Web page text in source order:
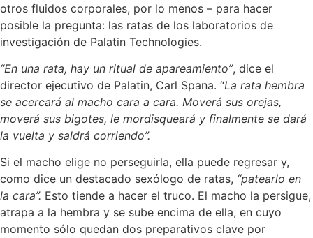
otros fluidos corporales, por lo menos – para hacer
posible la pregunta: las ratas de los laboratorios de
investigación de Palatin Technologies.
“En una rata, hay un ritual de apareamiento”, dice el
director ejecutivo de Palatin, Carl Spana. “La rata hembra
se acercará al macho cara a cara. Moverá sus orejas,
moverá sus bigotes, le mordisqueará y finalmente se dará
la vuelta y saldrá corriendo”.
Si el macho elige no perseguirla, ella puede regresar y,
como dice un destacado sexólogo de ratas, “patearlo en
la cara”. Esto tiende a hacer el truco. El macho la persigue,
atrapa a la hembra y se sube encima de ella, en cuyo
momento sólo quedan dos preparativos clave por